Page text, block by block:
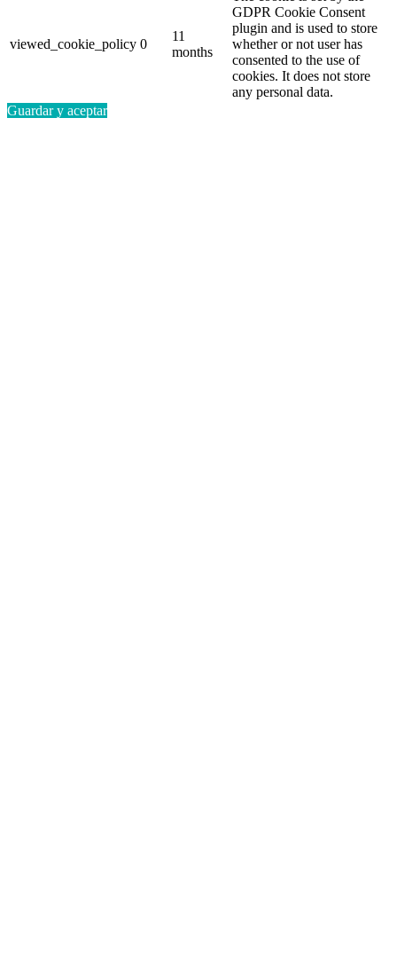
viewed_cookie_policy 0
11
months
GDPR Cookie Consent
plugin and is used to store
whether or not user has
consented to the use of
cookies. It does not store
any personal data.
Guardar y aceptar